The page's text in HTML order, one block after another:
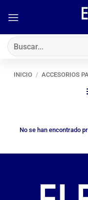
Buscar
por:
INICIO / ACCESORIOS
No se han encontrado